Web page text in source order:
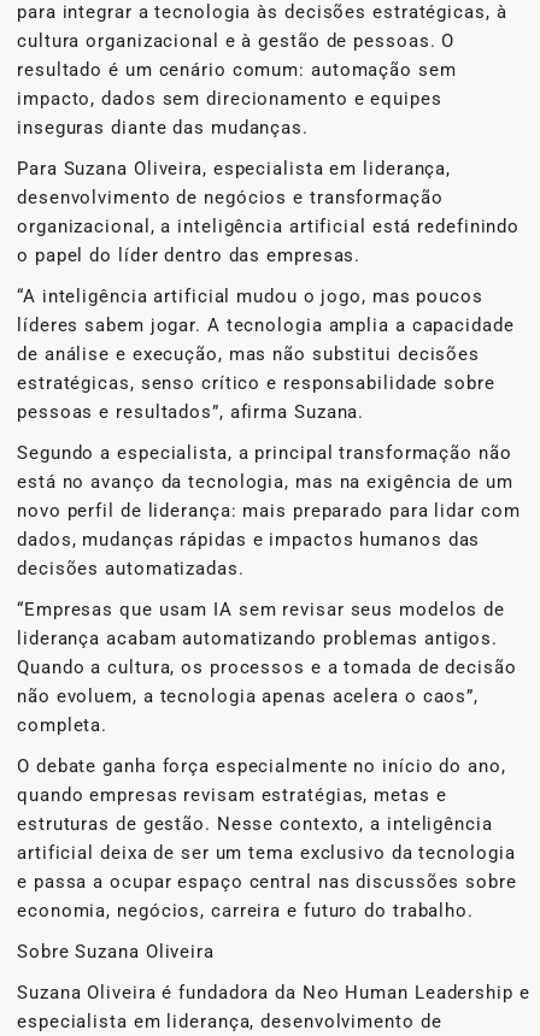
para integrar a tecnologia às decisões estratégicas, à
cultura organizacional e à gestão de pessoas. O
resultado é um cenário comum: automação sem
impacto, dados sem direcionamento e equipes
inseguras diante das mudanças.
Para Suzana Oliveira, especialista em liderança,
desenvolvimento de negócios e transformação
organizacional, a inteligência artificial está redefinindo
o papel do líder dentro das empresas.
“A inteligência artificial mudou o jogo, mas poucos
líderes sabem jogar. A tecnologia amplia a capacidade
de análise e execução, mas não substitui decisões
estratégicas, senso crítico e responsabilidade sobre
pessoas e resultados”, afirma Suzana.
Segundo a especialista, a principal transformação não
está no avanço da tecnologia, mas na exigência de um
novo perfil de liderança: mais preparado para lidar com
dados, mudanças rápidas e impactos humanos das
decisões automatizadas.
“Empresas que usam IA sem revisar seus modelos de
liderança acabam automatizando problemas antigos.
Quando a cultura, os processos e a tomada de decisão
não evoluem, a tecnologia apenas acelera o caos”,
completa.
O debate ganha força especialmente no início do ano,
quando empresas revisam estratégias, metas e
estruturas de gestão. Nesse contexto, a inteligência
artificial deixa de ser um tema exclusivo da tecnologia
e passa a ocupar espaço central nas discussões sobre
economia, negócios, carreira e futuro do trabalho.
Sobre Suzana Oliveira
Suzana Oliveira é fundadora da Neo Human Leadership e
especialista em liderança, desenvolvimento de